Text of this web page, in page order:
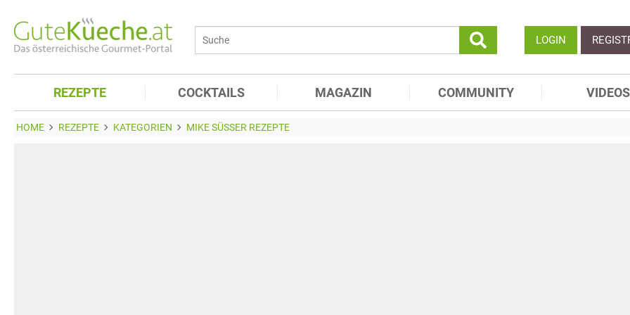
LOGIN
REZEPTE COCKTAILS MAGAZIN COMMUNITY VIDEOS
HOME REZEPTE KATEGORIEN MIKE SÜSSER REZEPTE